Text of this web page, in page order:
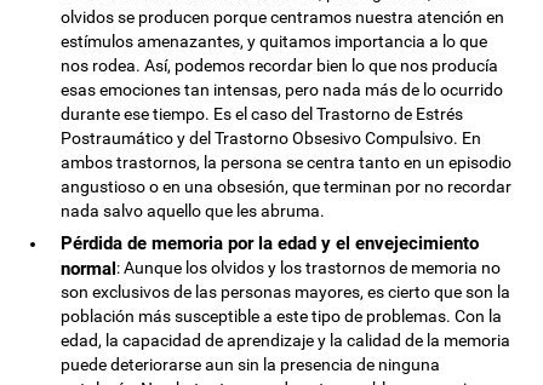
olvidos se producen porque centramos nuestra atención en
estímulos amenazantes, y quitamos importancia a lo que
nos rodea. Así, podemos recordar bien lo que nos producía
esas emociones tan intensas, pero nada más de lo ocurrido
durante ese tiempo. Es el caso del Trastorno de Estrés
Postraumático y del Trastorno Obsesivo Compulsivo. En
ambos trastornos, la persona se centra tanto en un episodio
angustioso o en una obsesión, que terminan por no recordar
nada salvo aquello que les abruma.
Pérdida de memoria por la edad y el envejecimiento
normal: Aunque los olvidos y los trastornos de memoria no
son exclusivos de las personas mayores, es cierto que son la
población más susceptible a este tipo de problemas. Con la
edad, la capacidad de aprendizaje y la calidad de la memoria
puede deteriorarse aun sin la presencia de ninguna